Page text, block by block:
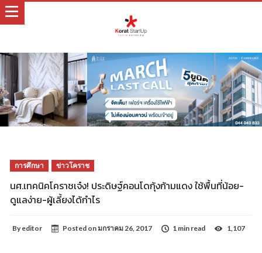
การศึกษา ข่าวโคราช
นศ.เทคนิคโคราชเจ๋ง! ประดิษฐ์คอนโดกุ้งก้ามแดง ใช้พื้นที่น้อย-
ดูแลง่าย-ผู้เลี้ยงได้กำไร
By editor Posted onมกราคม 26, 2017 1 min read 1,107